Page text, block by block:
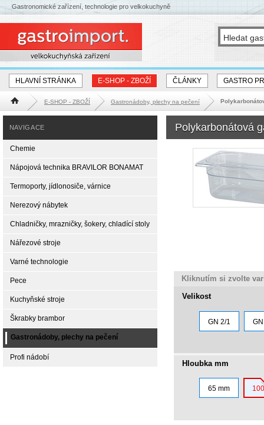
HLAVNÍ STRÁNKA E-SHOP - ZBOŽÍ ČLÁNKY GASTRO
Hlavní stránka E-SHOP - ZBOŽÍ Gastronádoby, plechy na pečení
Polykarbonátová
Kliknutím si zvolte
Velikost
GN 2/1
Hloubka mm
65 mm
NAVIGACE
Chemie
Nápojová technika BRAVILOR BONAMAT
Termoporty, jídlonosiče, várnice
Nerezový nábytek
Chladničky, mrazničky, šokery, chladící stoly
Nářezové stroje
Varné technologie
Pece
Kuchyňské stroje
Škrabky brambor
Gastronádoby, plechy na pečení
Profi nádobí
Gastronomické zařízení, technologie pro velkokuchyně